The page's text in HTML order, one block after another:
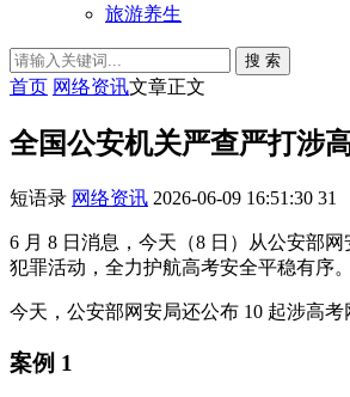
旅游养生
搜 索
首页 网络资讯文章正文
全国公安机关严查严打涉
短语录 网络资讯 2026-06-09 16:51:30 31
6 月 8 日消息，今天（8 日）从公安部
犯罪活动，全力护航高考安全平稳有序。
今天，公安部网安局还公布 10 起涉高考
案例 1